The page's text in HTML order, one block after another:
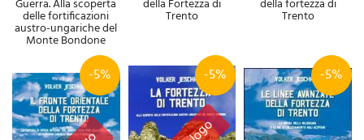
Guerra. Alla scoperta
delle fortificazioni
austro-ungariche del
Monte Bondone
della Fortezza di
Trento
della fortezza di
Trento
-5% -5% -5%